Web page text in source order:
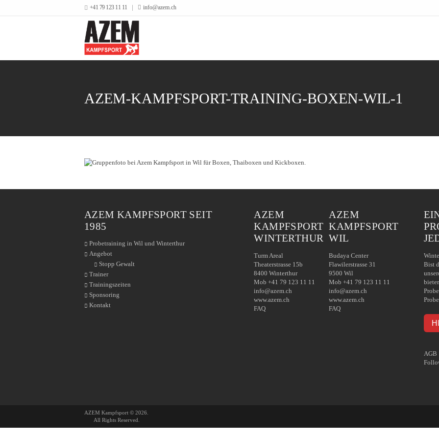
+41 79 123 11 11 info@azem.ch
AZEM-KAMPFSPORT-TRAINING-BOXEN-WIL-1
AZEM KAMPFSPORT SEIT
1985
Probetraining in Wil und Winterthur
Angebot
Stopp Gewalt
Trainer
Trainingszeiten
Sponsoring
Kontakt
AZEM
KAMPFSPORT
WINTERTHUR
Turm Areal
Theaterstrasse 15b
8400 Winterthur
Mob +41 79 123 11 11
info@azem.ch
www.azem.ch
FAQ
AZEM
KAMPFSPORT
WIL
Budaya Center
Flawilerstrasse 31
9500 Wil
Mob +41 79 123 11 11
info@azem.ch
www.azem.ch
FAQ
Bist
AGB
AZEM Kampfsport © 2026.
All Rights Reserved.